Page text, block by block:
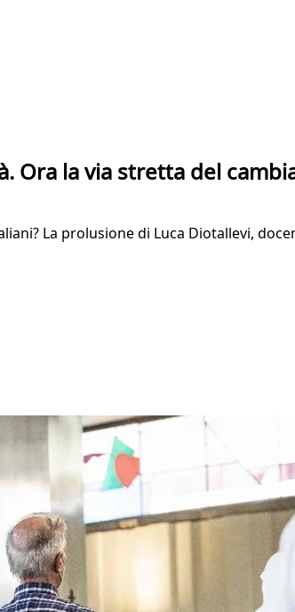
Ora la via stretta del
La prolusione di Luca Diotallevi,